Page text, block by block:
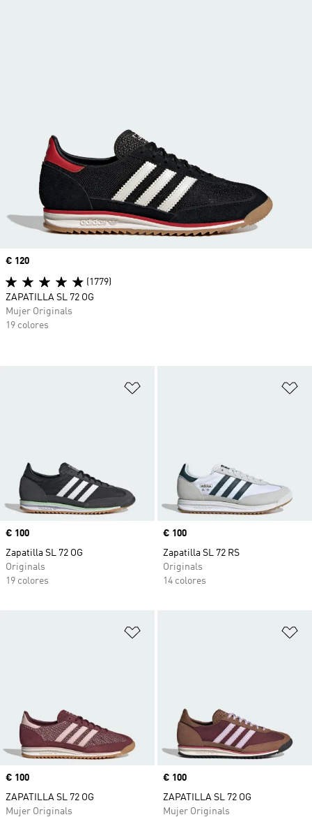
Precio
€ 100
Zapatilla SL 72 OG
Originals
19 colores
Precio
€ 100
Zapatilla SL 72 RS
Originals
14 colores
Precio
€ 100
ZAPATILLA SL 72 OG
Mujer Originals
Precio
€ 100
ZAPATILLA SL 72 OG
Mujer Originals
Precio
€ 120
(1779)
ZAPATILLA SL 72 OG
Mujer Originals
19 colores